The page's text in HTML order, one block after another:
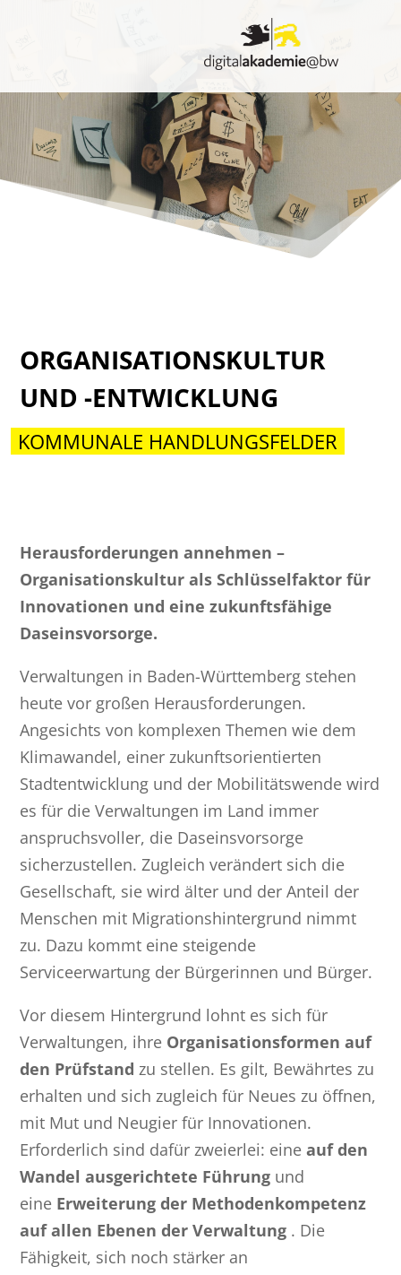
ORGANISATIONSKULTUR
UND -ENTWICKLUNG
KOMMUNALE HANDLUNGSFELDER
Herausforderungen annehmen –
Organisationskultur als Schlüsselfaktor für
Innovationen und eine zukunftsfähige
Daseinsvorsorge.
Verwaltungen in Baden-Württemberg stehen
heute vor großen Herausforderungen.
Angesichts von komplexen Themen wie dem
Klimawandel, einer zukunftsorientierten
Stadtentwicklung und der Mobilitätswende wird
es für die Verwaltungen im Land immer
anspruchsvoller, die Daseinsvorsorge
sicherzustellen. Zugleich verändert sich die
Gesellschaft, sie wird älter und der Anteil der
Menschen mit Migrationshintergrund nimmt
zu. Dazu kommt eine steigende
Serviceerwartung der Bürgerinnen und Bürger.
Vor diesem Hintergrund lohnt es sich für
Verwaltungen, ihre Organisationsformen auf
den Prüfstand zu stellen. Es gilt, Bewährtes zu
erhalten und sich zugleich für Neues zu öffnen,
mit Mut und Neugier für Innovationen.
Erforderlich sind dafür zweierlei: eineauf den
Wandel ausgerichtete Führung und
eine Erweiterung der Methodenkompetenz
auf allen Ebenen der Verwaltung . Die
Fähigkeit, sich noch stärker an